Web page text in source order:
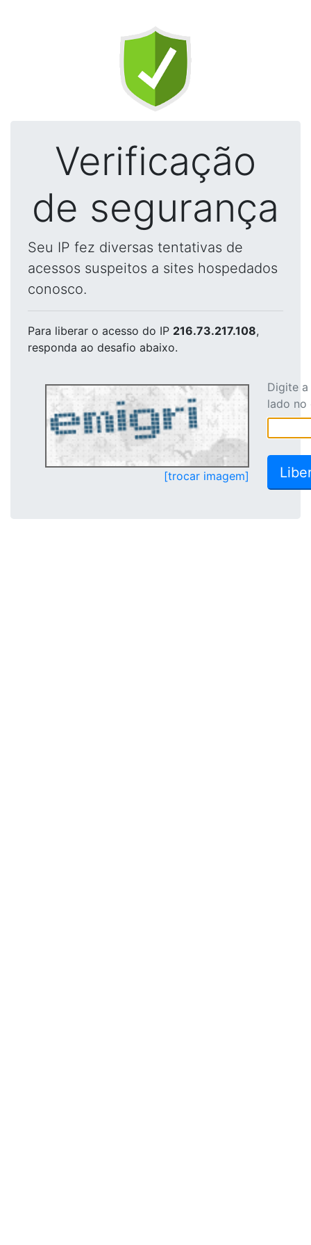
Verificação
de segurança
Seu IP fez diversas tentativas de
acessos suspeitos a sites hospedados
conosco.
Para liberar o acesso do IP 216.73.217.108,
responda ao desafio abaixo.
[trocar imagem]
Digite
lado no